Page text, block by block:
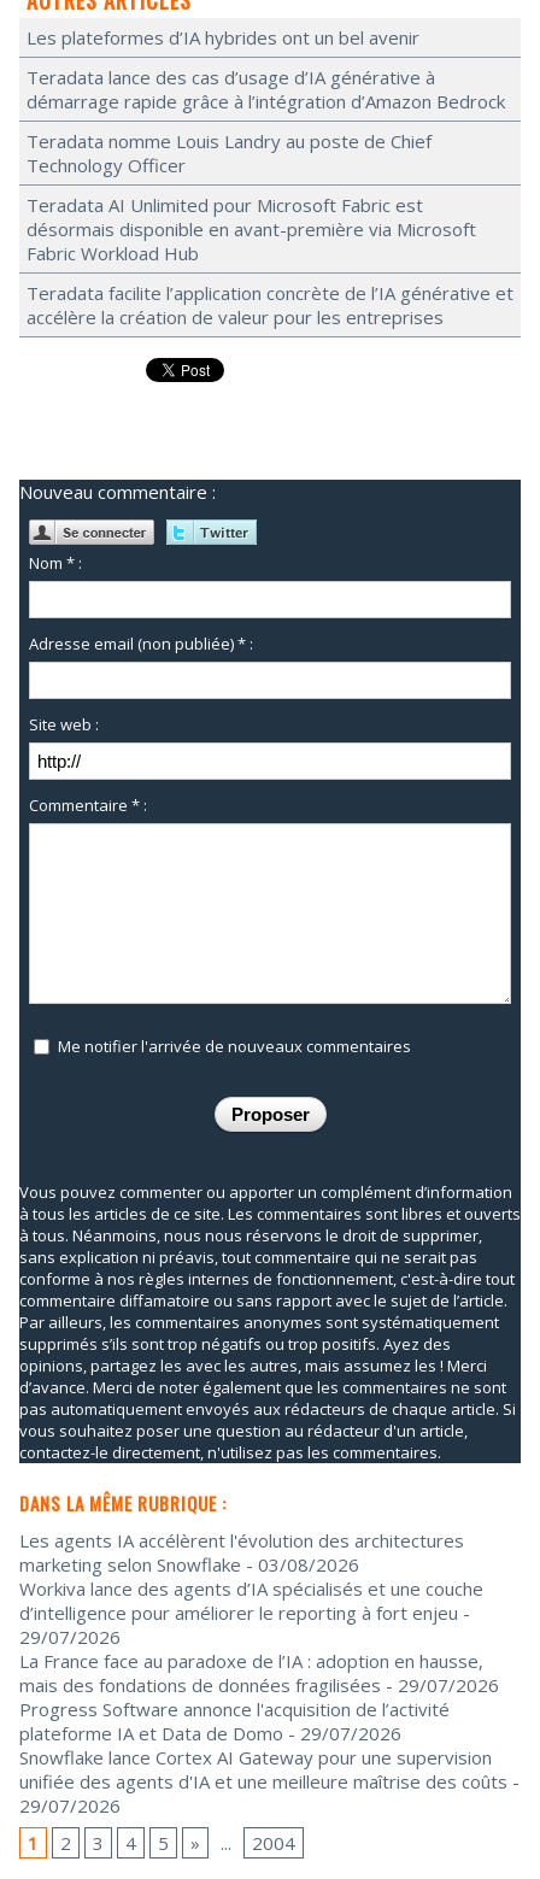
Les plateformes d’IA hybrides ont un bel avenir
Teradata lance des cas d’usage d’IA générative à
démarrage rapide grâce à l’intégration d’Amazon Bedrock
Teradata nomme Louis Landry au poste de Chief
Technology Officer
Teradata AI Unlimited pour Microsoft Fabric est
désormais disponible en avant-première via Microsoft
Fabric Workload Hub
Teradata facilite l’application concrète de l’IA générative et
accélère la création de valeur pour les entreprises
Nouveau commentaire :
Nom * :
Adresse email (non publiée) * :
Site web :
Commentaire * :
Me notifier l'arrivée de nouveaux commentaires
Vous pouvez commenter ou apporter un complément d’information
à tous les articles de ce site. Les commentaires sont libres et ouverts
à tous. Néanmoins, nous nous réservons le droit de supprimer,
sans explication ni préavis, tout commentaire qui ne serait pas
conforme à nos règles internes de fonctionnement, c'est-à-dire tout
commentaire diffamatoire ou sans rapport avec le sujet de l’article.
Par ailleurs, les commentaires anonymes sont systématiquement
supprimés s’ils sont trop négatifs ou trop positifs. Ayez des
opinions, partagez les avec les autres, mais assumez les ! Merci
d’avance. Merci de noter également que les commentaires ne sont
pas automatiquement envoyés aux rédacteurs de chaque article. Si
vous souhaitez poser une question au rédacteur d'un article,
contactez-le directement, n'utilisez pas les commentaires.
DANS LA MÊME RUBRIQUE :
Les agents IA accélèrent l'évolution des architectures
marketing selon Snowflake - 03/08/2026
Workiva lance des agents d’IA spécialisés et une couche
d’intelligence pour améliorer le reporting à fort enjeu -
29/07/2026
La France face au paradoxe de l’IA : adoption en hausse,
mais des fondations de données fragilisées - 29/07/2026
Progress Software annonce l'acquisition de l’activité
plateforme IA et Data de Domo - 29/07/2026
Snowflake lance Cortex AI Gateway pour une supervision
unifiée des agents d'IA et une meilleure maîtrise des coûts -
29/07/2026
1
2 3 4 5 » ... 2004